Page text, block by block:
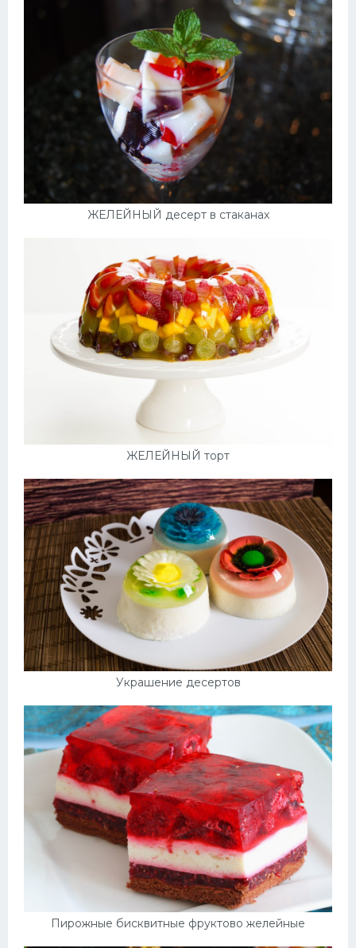
ЖЕЛЕЙНЫЙ десерт в стаканах
ЖЕЛЕЙНЫЙ торт
Украшение десертов
Пирожные бисквитные фруктово желейные